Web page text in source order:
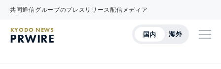
共同通信グループのプレスリリース配信メディア
国内 海外
KYODO NEWS
PRWIRE